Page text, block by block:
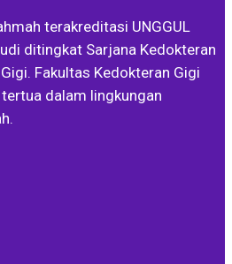
terakreditasi UNGGUL
ditingkat Sarjana Kedokteran
Fakultas Kedokteran Gigi
dalam lingkungan